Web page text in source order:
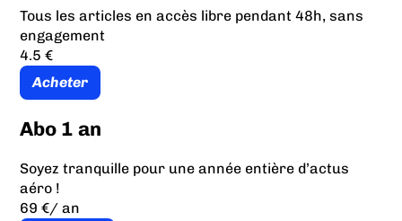
Tous les articles en accès libre pendant 48h, sans
engagement
4.5 €
Acheter
Abo 1 an
Soyez tranquille pour une année entière d’actus
aéro !
69 €/ an